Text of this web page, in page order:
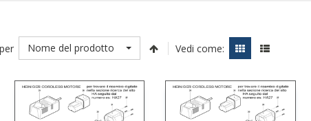
Nome del prodotto Vedi come: